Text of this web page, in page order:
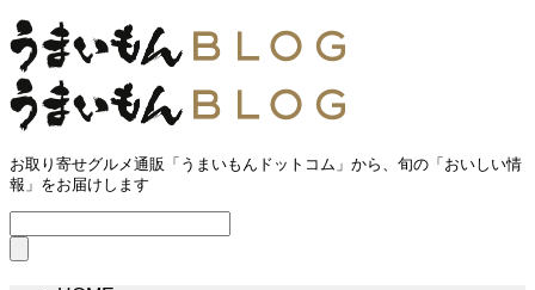
お取り寄せグルメ通販「うまいもんドットコム」から、旬の「おいしい情
報」をお届けします